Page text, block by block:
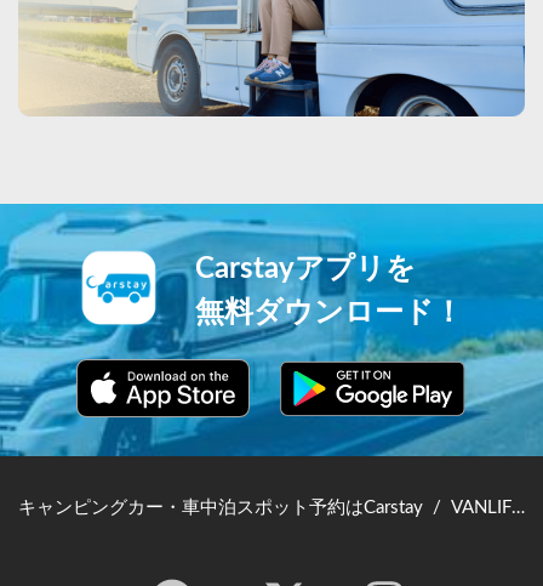
Carstayアプリを
無料ダウンロード！
キャンピングカー・車中泊スポット予約はCarstay / VANLIFE JAPAN TOP